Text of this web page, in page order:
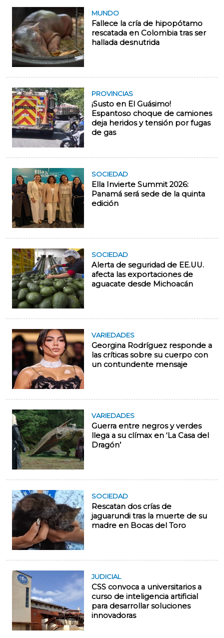
MUNDO
Fallece la cría de hipopótamo
rescatada en Colombia tras ser
hallada desnutrida
PROVINCIAS
¡Susto en El Guásimo!
Espantoso choque de camiones
deja heridos y tensión por fugas
de gas
SOCIEDAD
Ella Invierte Summit 2026:
Panamá será sede de la quinta
edición
SOCIEDAD
Alerta de seguridad de EE.UU.
afecta las exportaciones de
aguacate desde Michoacán
VARIEDADES
Georgina Rodríguez responde a
las críticas sobre su cuerpo con
un contundente mensaje
VARIEDADES
Guerra entre negros y verdes
llega a su clímax en ‘La Casa del
Dragón’
SOCIEDAD
Rescatan dos crías de
jaguarundi tras la muerte de su
madre en Bocas del Toro
JUDICIAL
CSS convoca a universitarios a
curso de inteligencia artificial
para desarrollar soluciones
innovadoras